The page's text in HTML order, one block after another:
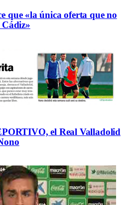
que «la única oferta que no
Cádiz»
el Real Valladolid